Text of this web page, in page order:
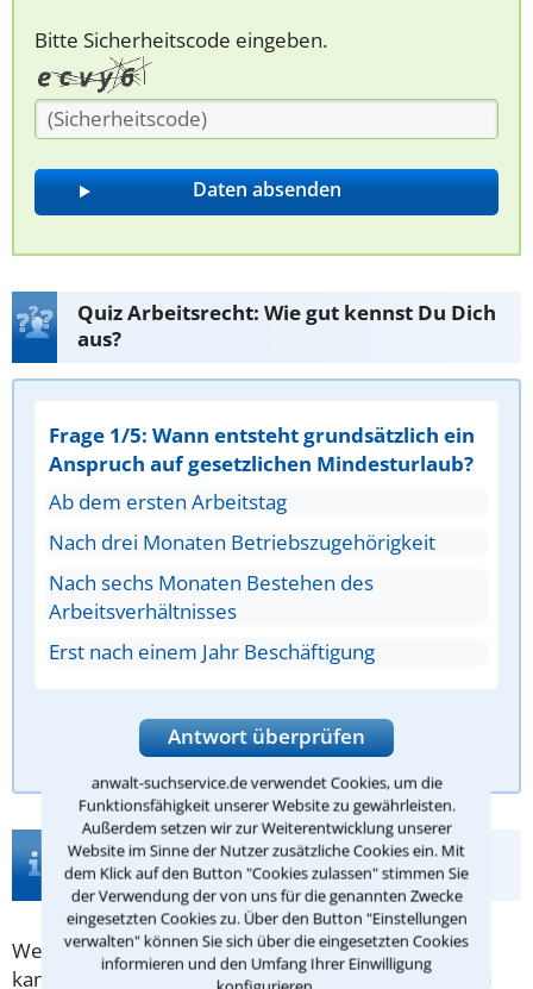
anwalt-suchservice.de verwendet Cookies, um die
Funktionsfähigkeit unserer Website zu gewährleisten.
Außerdem setzen wir zur Weiterentwicklung unserer
Website im Sinne der Nutzer zusätzliche Cookies ein. Mit
dem Klick auf den Button "Cookies zulassen" stimmen Sie
der Verwendung der von uns für die genannten Zwecke
eingesetzten Cookies zu. Über den Button "Einstellungen
verwalten" können Sie sich über die eingesetzten Cookies
informieren und den Umfang Ihrer Einwilligung
Bitte Sicherheitscode eingeben.
Quiz Arbeitsrecht: Wie gut kennst Du Dich
aus?
Frage 1/5: Wann entsteht grundsätzlich ein
Anspruch auf gesetzlichen Mindesturlaub?
Ab dem ersten Arbeitstag
Nach drei Monaten Betriebszugehörigkeit
Nach sechs Monaten Bestehen des
Arbeitsverhältnisses
Erst nach einem Jahr Beschäftigung
Antwort überprüfen
Infos zur Suche nach einem Anwalt für
Arbeitsunfähigkeit in Bad Bramstedt
Wen eine Krankheit ereilt, mit der er nicht arbeiten
kann, der darf wegenArbeitsunfähigkeitzu Hause